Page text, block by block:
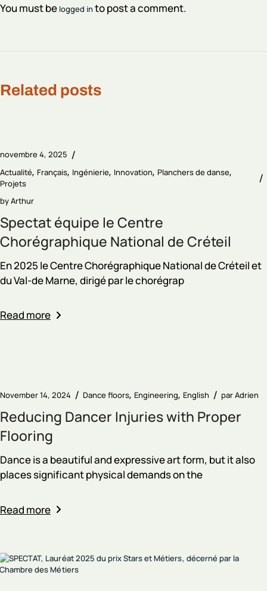
You must be logged in to post a comment.
Related posts
novembre 4, 2025
Actualité Français Ingénierie Innovation Planchers de danse
Projets
byArthur
Spectat équipe le Centre
Chorégraphique National de Créteil
En 2025 le Centre Chorégraphique National de Créteil et
du Val-de Marne, dirigé par le chorégrap
Read more
November 14, 2024 Dance floors Engineering English parAdrien
Reducing Dancer Injuries with Proper
Flooring
Dance is a beautiful and expressive art form, but it also
places significant physical demands on the
Read more